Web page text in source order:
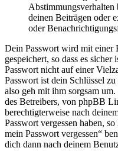
Abstimmungsverhalten
deinen Beiträgen oder
oder
Dein Passwort wird mit einer
gespeichert, so dass es
Passwort nicht auf einer
Passwort ist dein Schlüssel
also geh mit ihm sorgsam
des Betreibers, von phpBB
berechtigterweise nach
Passwort vergessen haben,
mein Passwort vergessen“
dich dann nach deinem